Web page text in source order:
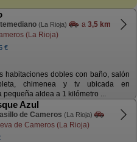
(La Rioja) a 3,5 km
(La Rioja)
€
habitaciones dobles con baño, salón
chimenea y tv ubicada en
pequeña aldea a 1 kilómetro ...
Azul
de Cameros (La Rioja)
de Cameros (La Rioja)